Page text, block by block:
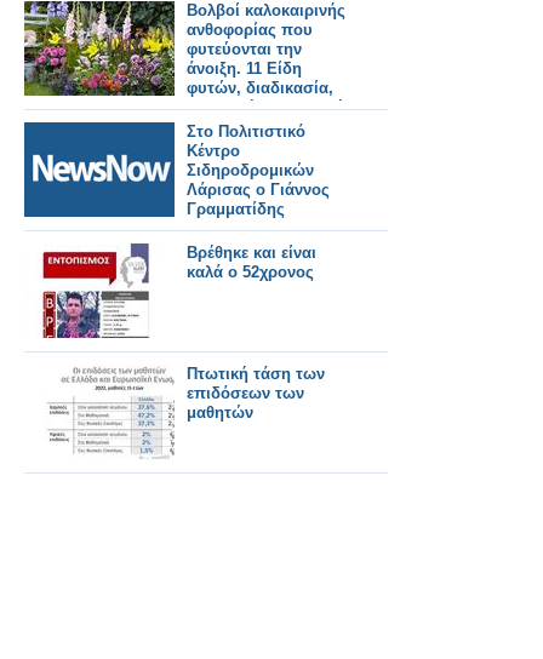
Βολβοί καλοκαιρινής
ανθοφορίας που
φυτεύονται την
άνοιξη. 11 Είδη
φυτών, διαδικασία,
πρακτικές συμβουλές
Στο Πολιτιστικό
Κέντρο
Σιδηροδρομικών
Λάρισας ο Γιάννος
Γραμματίδης
Βρέθηκε και είναι
καλά ο 52χρονος
Πτωτική τάση των
επιδόσεων των
μαθητών